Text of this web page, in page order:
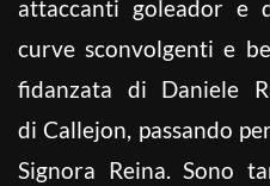
attaccanti goleador e
curve sconvolgenti e
fidanzata di Daniele
di Callejon, passando
Signora Reina. Sono